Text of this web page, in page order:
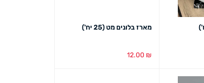
מארז בלונים מט (25 יח')
12.00 ₪